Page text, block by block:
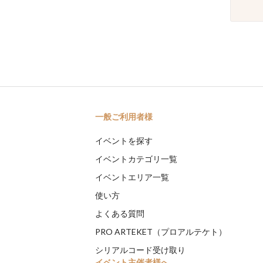
一般ご利用者様
イベントを探す
イベントカテゴリ一覧
イベントエリア一覧
使い方
よくある質問
PRO ARTEKET（プロアルテケト）
シリアルコード受け取り